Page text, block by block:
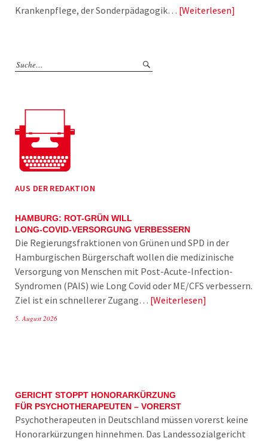
Krankenpflege, der Sonderpädagogik… Weiterlesen
AUS DER REDAKTION
HAMBURG: ROT-GRÜN WILL
LONG-COVID-VERSORGUNG VERBESSERN
Die Regierungsfraktionen von Grünen und SPD in der
Hamburgischen Bürgerschaft wollen die medizinische
Versorgung von Menschen mit Post-Acute-Infection-
Syndromen (PAIS) wie Long Covid oder ME/CFS verbessern.
Ziel ist ein schnellerer Zugang… Weiterlesen
5. August 2026
GERICHT STOPPT HONORARKÜRZUNG
FÜR PSYCHOTHERAPEUTEN – VORERST
Psychotherapeuten in Deutschland müssen vorerst keine
Honorarkürzungen hinnehmen. Das Landessozialgericht